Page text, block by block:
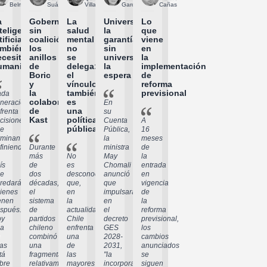
Belmar
Suárez
Gobernar
sin
coalición:
los
anillos
de
Boric
y
la
colaboración
de
Kast
Durante
más
de
dos
décadas,
el
sistema
de
partidos
chileno
combinó
una
fragmentación
relativamente
Villagra
La
salud
mental
no
se
delega:
el
vínculo
también
es
una
política
pública
No
es
desconocido
que,
en
la
actualidad,
Chile
enfrenta
una
de
las
mayores
García
Universalizar
la
garantía
sin
universalizar
la
espera
En
su
Cuenta
Pública,
la
ministra
May
Chomali
anunció
que
impulsará,
en
el
decreto
GES
2028-
2031,
"la
incorporación
Cañas
Lo
que
viene
en
la
implementación
de
reforma
previsional
A
16
meses
de
la
entrada
en
vigencia
de
la
reforma
previsional,
los
cambios
anunciados
se
siguen